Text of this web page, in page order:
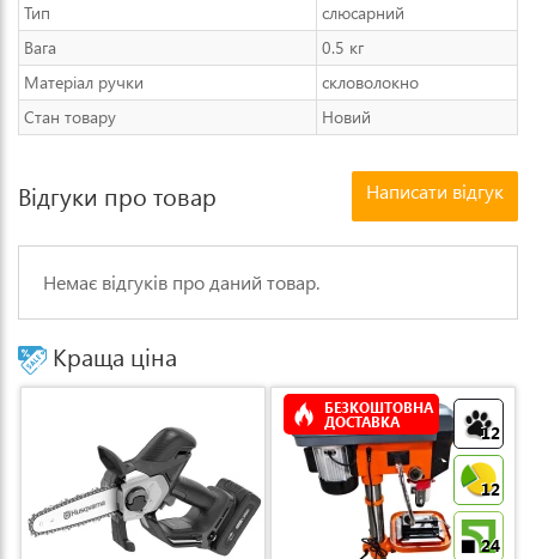
Тип
слюсарний
Вага
0.5 кг
Матеріал ручки
скловолокно
Стан товару
Новий
Відгуки про товар Написати відгук
Немає відгуків про даний товар.
Краща ціна
12
12
24
БЕЗКОШТОВНА
ДОСТАВКА